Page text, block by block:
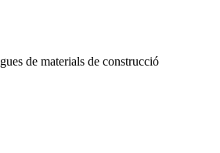
de materials de construcció